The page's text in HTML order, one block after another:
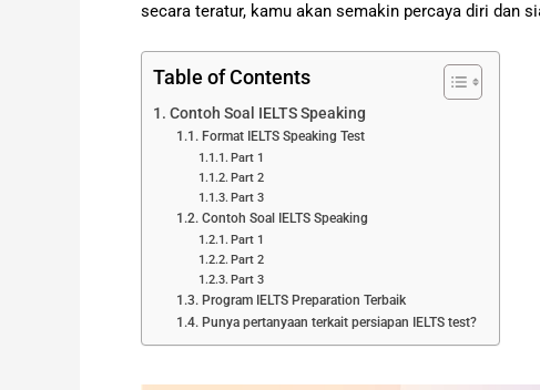
secara teratur, kamu akan semakin percaya diri dan
Table of Contents
Contoh Soal IELTS Speaking
Format IELTS Speaking Test
Part 1
Part 2
Part 3
Contoh Soal IELTS Speaking
Part 1
Part 2
Part 3
Program IELTS Preparation Terbaik
Punya pertanyaan terkait persiapan IELTS test?